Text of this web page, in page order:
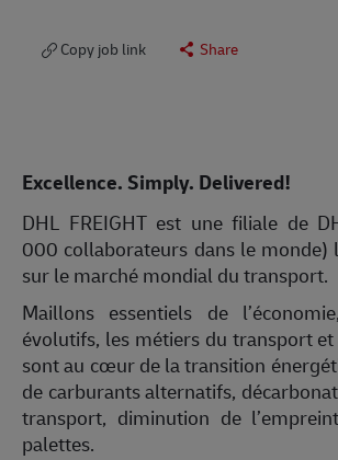
Copy job link Share
Excellence. Simply. Delivered!
DHL FREIGHT est une filiale de
000 collaborateurs dans le monde)
sur le marché mondial du transport.
Maillons essentiels de
évolutifs, les métiers du transport
sont au cœur de la transition
de carburants alternatifs,
transport, diminution de
palettes.